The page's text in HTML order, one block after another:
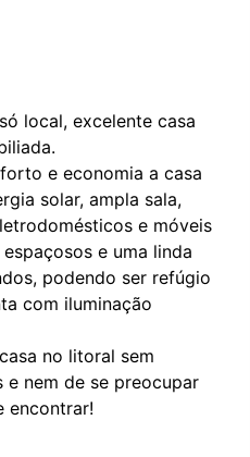
local, excelente casa
e economia a casa
solar, ampla sala,
e móveis
e uma linda
podendo ser refúgio
com iluminação
no litoral sem
e nem de se preocupar